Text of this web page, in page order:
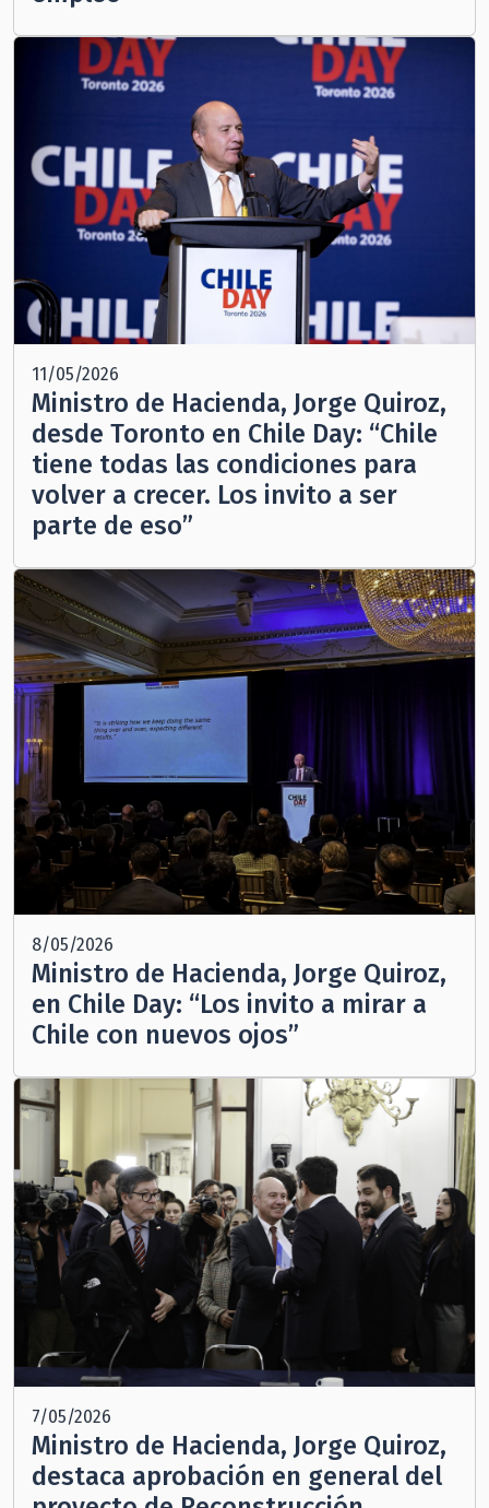
11/05/2026
Ministro de Hacienda, Jorge Quiroz,
desde Toronto en Chile Day: “Chile
tiene todas las condiciones para
volver a crecer. Los invito a ser
parte de eso”
8/05/2026
Ministro de Hacienda, Jorge Quiroz,
en Chile Day: “Los invito a mirar a
Chile con nuevos ojos”
7/05/2026
Ministro de Hacienda, Jorge Quiroz,
destaca aprobación en general del